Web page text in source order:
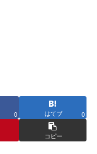
0 はてブ 0
コピー